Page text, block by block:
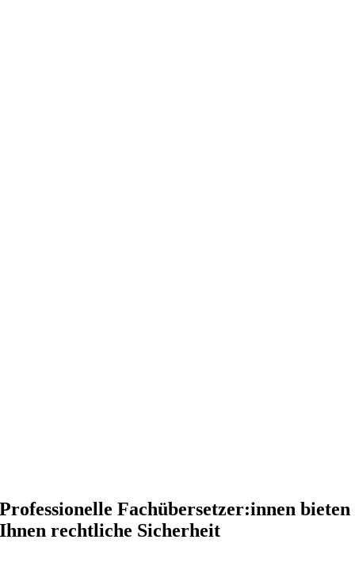
ProfessionelleFachübersetzer:innen bieten
Ihnen rechtliche Sicherheit